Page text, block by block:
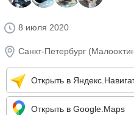
8 июля 2020
Санкт-Петербург
Открыть в
Открыть в Google.Maps